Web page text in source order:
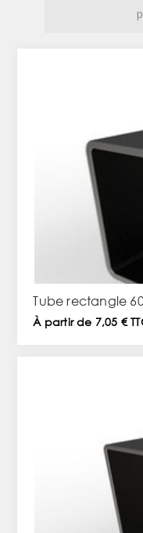
Tube rectangle
À partir de 7,05 €